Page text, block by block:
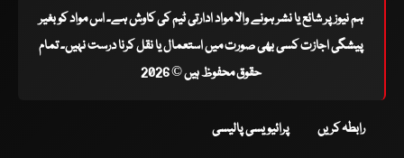
ہم نیوز پر شائع یا نشر ہونے والا مواد ادارتی ٹیم کی کاوش ہے۔ اس مواد کو بغیر
پیشگی اجازت کسی بھی صورت میں استعمال یا نقل کرنا درست نہیں۔ تمام
حقوق محفوظ ہیں © 2026
رابطہ کریں پرائیویسی پالیسی